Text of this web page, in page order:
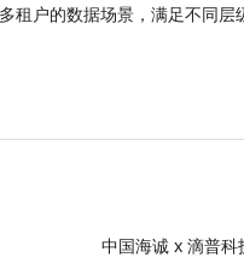
户的数据场景，满足不同
中国海诚 x 滴普科